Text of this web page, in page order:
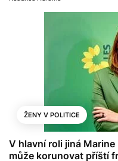
ŽENY V POLITICE
V hlavní roli jiná Marine
může korunovat příští